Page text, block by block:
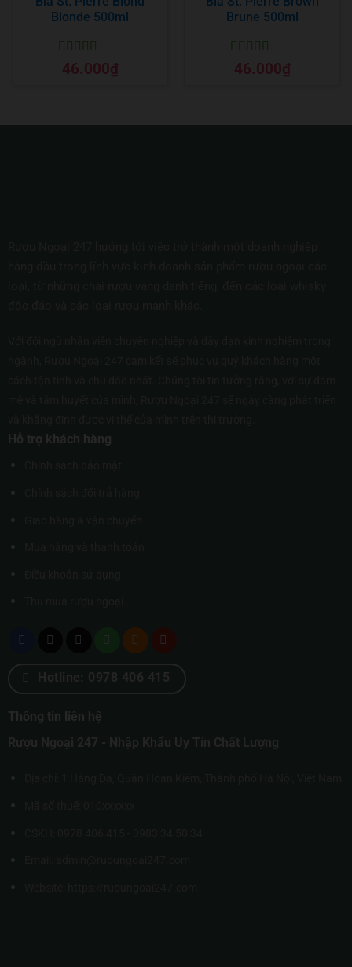
Blonde 500ml
Được xếp
hạng 5 5 sao
46.000₫
Brune 500ml
Được xếp
hạng 5 5 sao
46.000₫
Hỗ trợ khách hàng
Hotline: 0978 406 415
Thông tin liên hệ
Rượu Ngoại 247 - Nhập Khẩu Uy Tín Chất Lượng